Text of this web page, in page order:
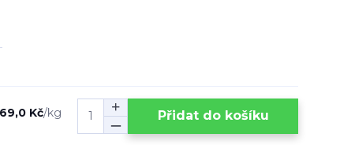
69,0 Kč/kg Přidat do košíku